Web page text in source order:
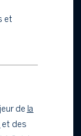
et
de la
et des